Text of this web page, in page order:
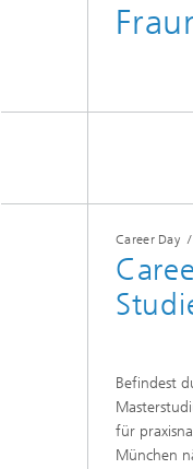
Career Day /
Befindest
für
München